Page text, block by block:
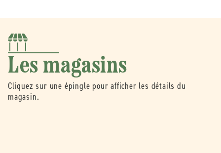
Les magasins
Cliquez sur une épingle pour afficher les détails du
magasin.